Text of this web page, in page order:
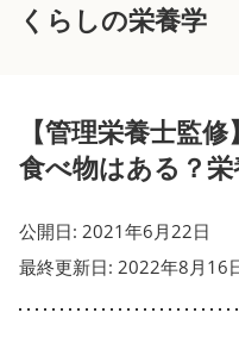
くらしの栄養学
【管理栄養士監
食べ物はある？
公開日: 2021年6月22日
最終更新日: 2022年8月16